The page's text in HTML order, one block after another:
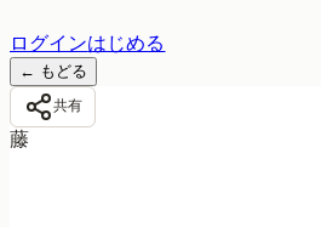
ログインはじめる
← もどる
共有
藤